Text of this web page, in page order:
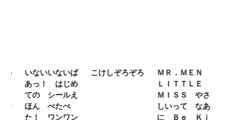
いないいないば
あっ！ はじめ
ての シールえ
ほん ぺたぺ
た！ ワンワン
こけしぞろぞろ
ＭＲ．ＭＥＮ
ＬＩＴＴＬＥ
ＭＩＳＳ やさ
しいって なあ
に Ｂｅ Ｋｉ